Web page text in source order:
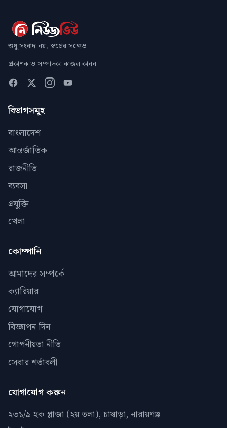
শুধু সংবাদ নয়, স্বপ্নের সঙ্গেও
প্রকাশক ও সম্পাদক: কাজল কানন
বিভাগসমূহ
বাংলাদেশ
আন্তর্জাতিক
রাজনীতি
ব্যবসা
প্রযুক্তি
খেলা
কোম্পানি
আমাদের সম্পর্কে
ক্যারিয়ার
যোগাযোগ
বিজ্ঞাপন দিন
গোপনীয়তা নীতি
সেবার শর্তাবলী
যোগাযোগ করুন
২৩১/৯ হক প্লাজা (২য় তলা), চাষাড়া, নারায়ণঞ্জ।